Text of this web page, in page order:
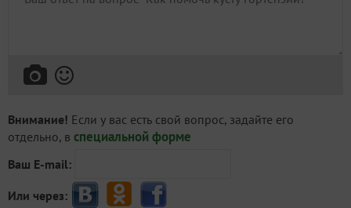
Внимание! Если у вас есть свой вопрос, задайте его
отдельно, в специальной форме
Ваш E-mail:
Или через: